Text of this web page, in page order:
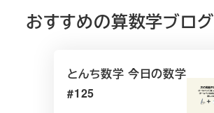
おすすめの算数学ブログ
とんち数学 今日の数学
#125